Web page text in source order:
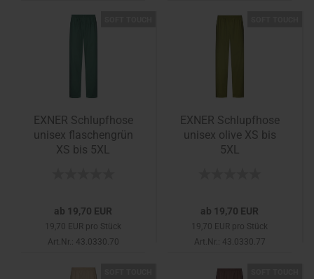
EXNER Schlupfhose
unisex flaschengrün
XS bis 5XL
ab 19,70 EUR
19,70 EUR pro Stück
Art.Nr.: 43.0330.70
EXNER Schlupfhose
unisex olive XS bis
5XL
ab 19,70 EUR
19,70 EUR pro Stück
Art.Nr.: 43.0330.77